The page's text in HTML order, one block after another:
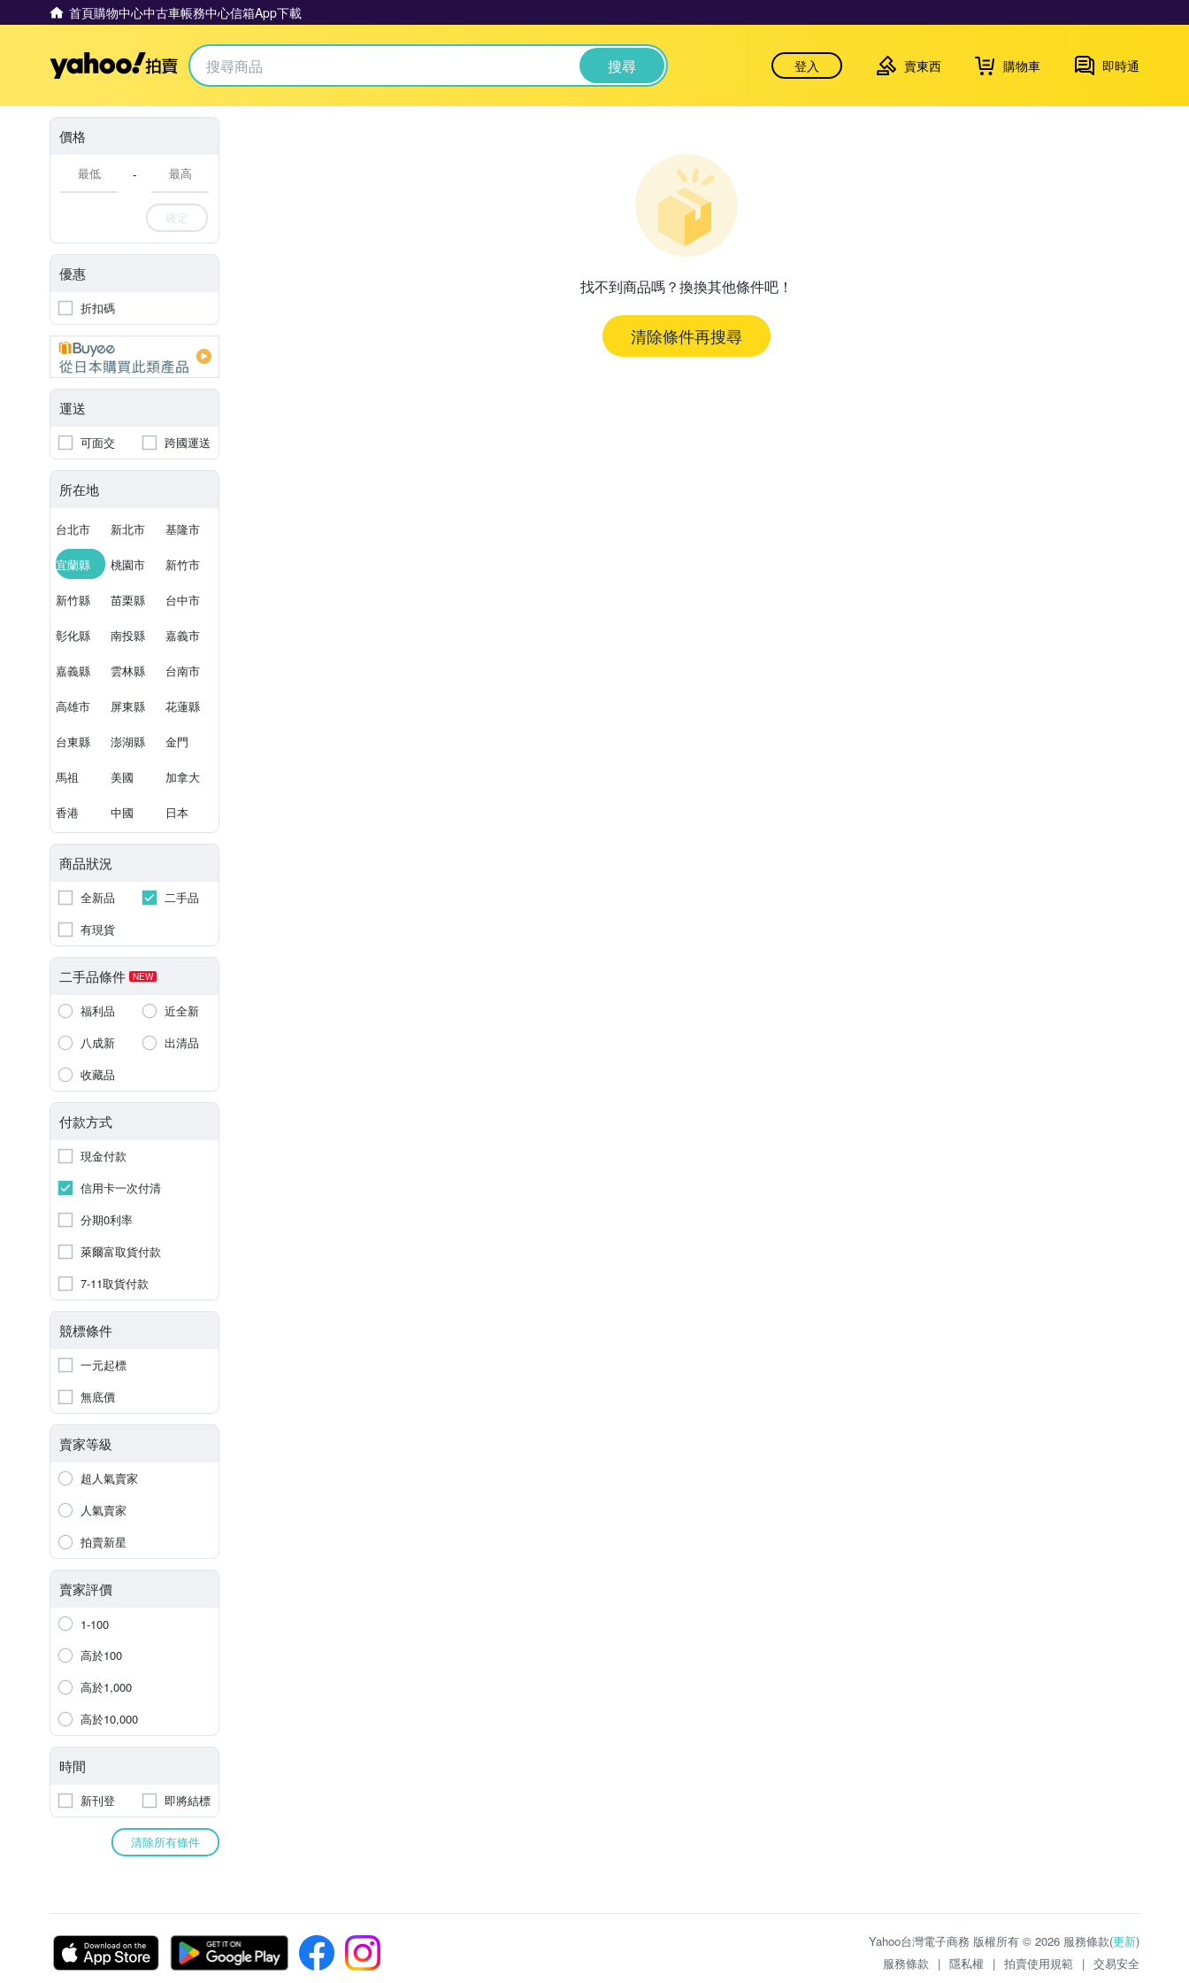
首頁購物中心中古車帳務中心信箱App下載
Yahoo拍賣 搜尋 登入 賣東西 購物車 即時通
價格
-
確定
優惠
折扣碼
運送
可面交 跨國運送
所在地
台北市 新北市 基隆市
宜蘭縣 桃園市 新竹市
新竹縣 苗栗縣 台中市
彰化縣 南投縣 嘉義市
嘉義縣 雲林縣 台南市
高雄市 屏東縣 花蓮縣
台東縣 澎湖縣 金門
馬祖 美國 加拿大
香港 中國 日本
商品狀況
全新品
二手品
有現貨
二手品條件 NEW
福利品
近全新
八成新
出清品
收藏品
付款方式
現金付款
信用卡一次付清
分期0利率
萊爾富取貨付款
7-11取貨付款
競標條件
一元起標
無底價
賣家等級
超人氣賣家
人氣賣家
拍賣新星
賣家評價
1-100
高於100
高於1,000
高於10,000
時間
新刊登 即將結標
清除所有條件
找不到商品嗎？換換其他條件吧！
清除條件再搜尋
Yahoo台灣電子商務 版權所有 © 2026 服務條款(更新)
服務條款
| 隱私權 | 拍賣使用規範 | 交易安全